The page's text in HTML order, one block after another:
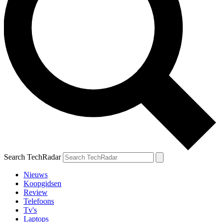
Search TechRadar
Nieuws
Koopgidsen
Review
Telefoons
Tv's
Laptops